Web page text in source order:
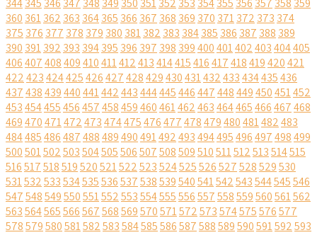
344345 346 347 348 349 350 351352 353 354355 356 357 358 359
360 361362 363 364365 366 367 368 369 370 371372 373 374
375 376 377 378 379 380 381382 383 384385 386 387 388 389
390 391392 393 394395 396 397 398 399400401402403404405
406407408409410411412413414415416417418419420421
422423424425426427428429430431432433434435436
437438439440441442443444445446447448449450451452
453454455456457458459460461462463464465466467468
469470471472473474475476477478479480481482483
484485486487488489490491492493494495496497498499
500501502503504505506507508509510511512513514515
516517518519520521522523524525526527528529530
531532533534535536537538539540541542543544545546
547548549550551552553554555556557558559560561562
563564565566567568569570571572573574575576577
578579580581582583584585586587588589590591592593